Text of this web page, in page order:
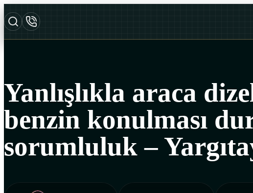
Yanlışlıkla araca
benzin konulması
sorumluluk –